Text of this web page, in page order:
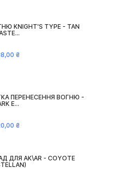
KNIGHT'S TYPE - TAN
,00 ₴
ПЕРЕНЕСЕННЯ ВОГНЮ -
E...
,00 ₴
ДЛЯ АК\AR - COYOTE